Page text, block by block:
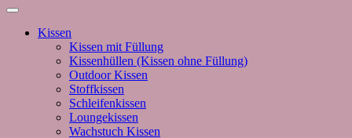
Kissen
Kissen mit Füllung
Kissenhüllen (Kissen ohne Füllung)
Outdoor Kissen
Stoffkissen
Schleifenkissen
Loungekissen
Wachstuch Kissen